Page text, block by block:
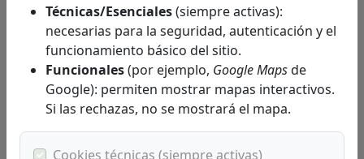
Técnicas/Esenciales(siempre activas):
necesarias para la seguridad, autenticación y el
funcionamiento básico del sitio.
Funcionales(por ejemplo, Google Mapsde
Google): permiten mostrar mapas interactivos.
Si las rechazas, no se mostrará el mapa.
Cookies técnicas (siempre activas)